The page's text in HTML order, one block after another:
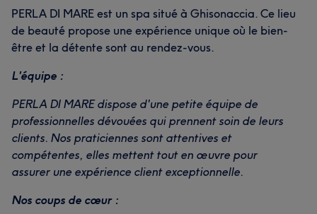
PERLA DI MARE est un spa situé à Ghisonaccia. Ce lieu
de beauté propose une expérience unique où le bien-
être et la détente sont au rendez-vous.
L'équipe :
PERLA DI MARE dispose d'une petite équipe de
professionnelles dévouées qui prennent soin de leurs
clients. Nos praticiennes sont attentives et
compétentes, elles mettent tout en œuvre pour
assurer une expérience client exceptionnelle.
Nos coups de cœur :